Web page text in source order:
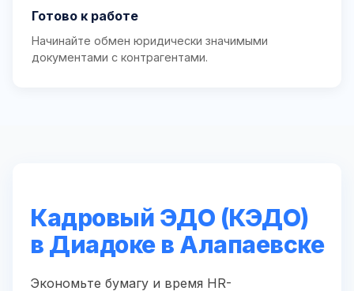
Готово к работе
Начинайте обмен юридически значимыми
документами с контрагентами.
Кадровый ЭДО (КЭДО)
в Диадоке в Алапаевске
Экономьте бумагу и время HR-